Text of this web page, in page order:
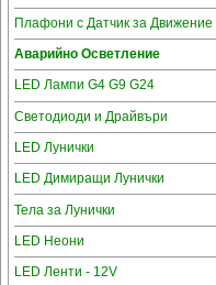
Плафони с Датчик за Движение
Аварийно Осветление
LED Лампи G4 G9 G24
Светодиоди и Драйвъри
LED Лунички
LED Димиращи Лунички
Тела за Лунички
LED Неони
LED Ленти - 12V